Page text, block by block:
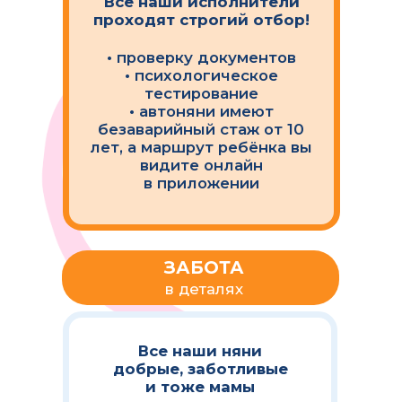
Мы являемся официальным
социальным предприятием,
которое помогает и улучшает
качество жизни населения
8000
семей по всей России и с
каждым днем их становится
все больше!
22
Сервис Мультиняня работает
более чем в 22 городах России
объединяя востребованные
едином цифровом